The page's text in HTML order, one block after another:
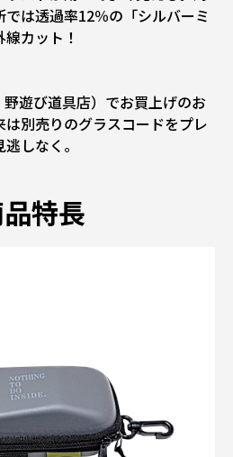
は透過率12％の「シルバーミ
カット！
遊び道具店）でお買上げのお
別売りのグラスコードをプレ
しなく。
特長